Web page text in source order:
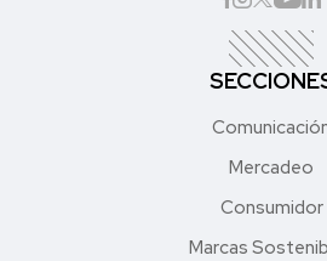
Mercadeo
Consumidor
Marcas